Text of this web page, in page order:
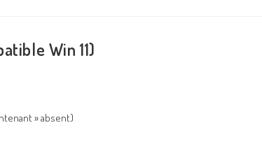
Win 11)
» absent)